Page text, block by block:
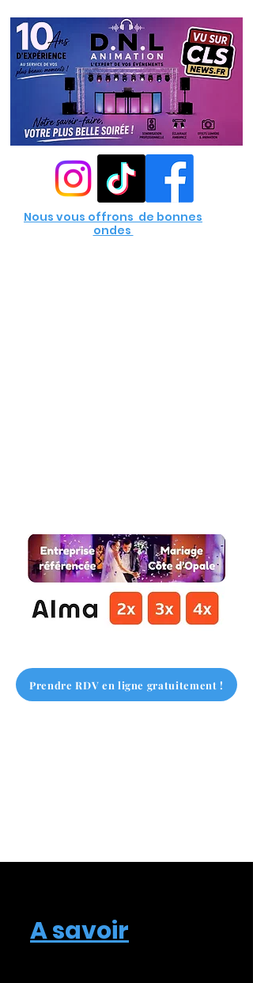
Nous vous offrons de bonnes
ondes
Prendre RDV en ligne gratuitement !
A savoir